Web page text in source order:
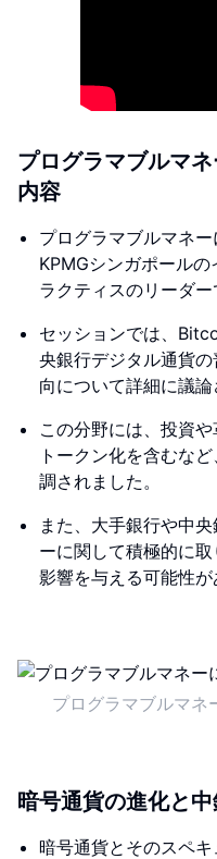
プログラマブルマ
内容
プログラマブルマネー
KPMGシンガポール
ラクティスのリーダー
セッションでは、
央銀行デジタル通貨
向について詳細に議論
この分野には、投資
トークン化を含むな
調されました。
また、大手銀行や中
ーに関して積極的に
影響を与える可能性が
プログラマブルマネ
暗号通貨の進化と
暗号通貨とそのスペ